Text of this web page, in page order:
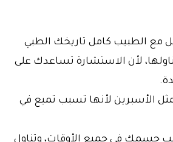
مع الطبيب كامل تاريخك الطبي
لأن الاستشارة تساعدك على
مثل الأسبرين لأنها تسبب تميع في
جسمك في جميع الأوقات، وتناول